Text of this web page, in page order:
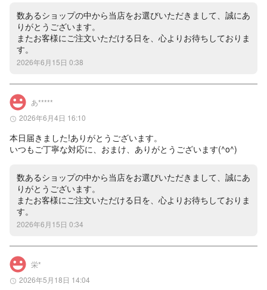
数あるショップの中から当店をお選びいただきまして、誠にあ
りがとうございます。
またお客様にご注文いただける日を、心よりお待ちしておりま
す。
2026年6月15日 0:38
あ*****️
2026年6月4日 16:10
本日届きました!ありがとうございます。
いつもご丁寧な対応に、おまけ、ありがとうございます(^o^)
数あるショップの中から当店をお選びいただきまして、誠にあ
りがとうございます。
またお客様にご注文いただける日を、心よりお待ちしておりま
す。
2026年6月15日 0:34
栄*
2026年5月18日 14:04